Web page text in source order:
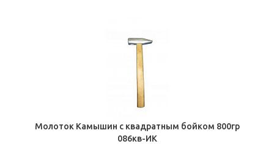
Молоток Камышин с квадратным бойком 800гр
086кв-ИК